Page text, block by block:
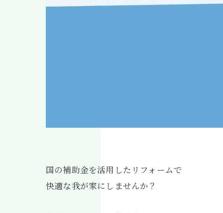
国の補助金を活用したリフォームで
快適な我が家にしませんか？